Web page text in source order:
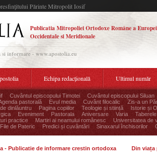
Părinte Mitropolit Iosif
Publicatia Mitropoliei Ortodoxe Române a Europei
Occidentale si Meridionale
informare - www.apostolia.eu
Echipa redacțională Ultimul număr
Cuvântul episcopului Timotei Cuvântul episcopului Siluan
pastorală Evul media Cuvânt filocalic Zis-a un
dinlăuntru Pagina copiilor Teologie și stiință Istorie și
Eveniment Pastorala Aniversare Varia
practice Martiri ai neamului românesc Universitatea de
File de Pateric Predici și cuvântări Sinaxarul închisorilor
- Publicatie de informare crestin ortodoxa Din viața